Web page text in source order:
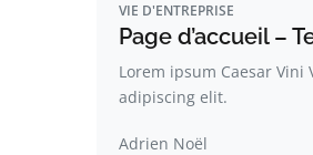
VIE D'ENTREPRISE
Page d’accueil –
Lorem ipsum Caesar
adipiscing elit.
Adrien Noël